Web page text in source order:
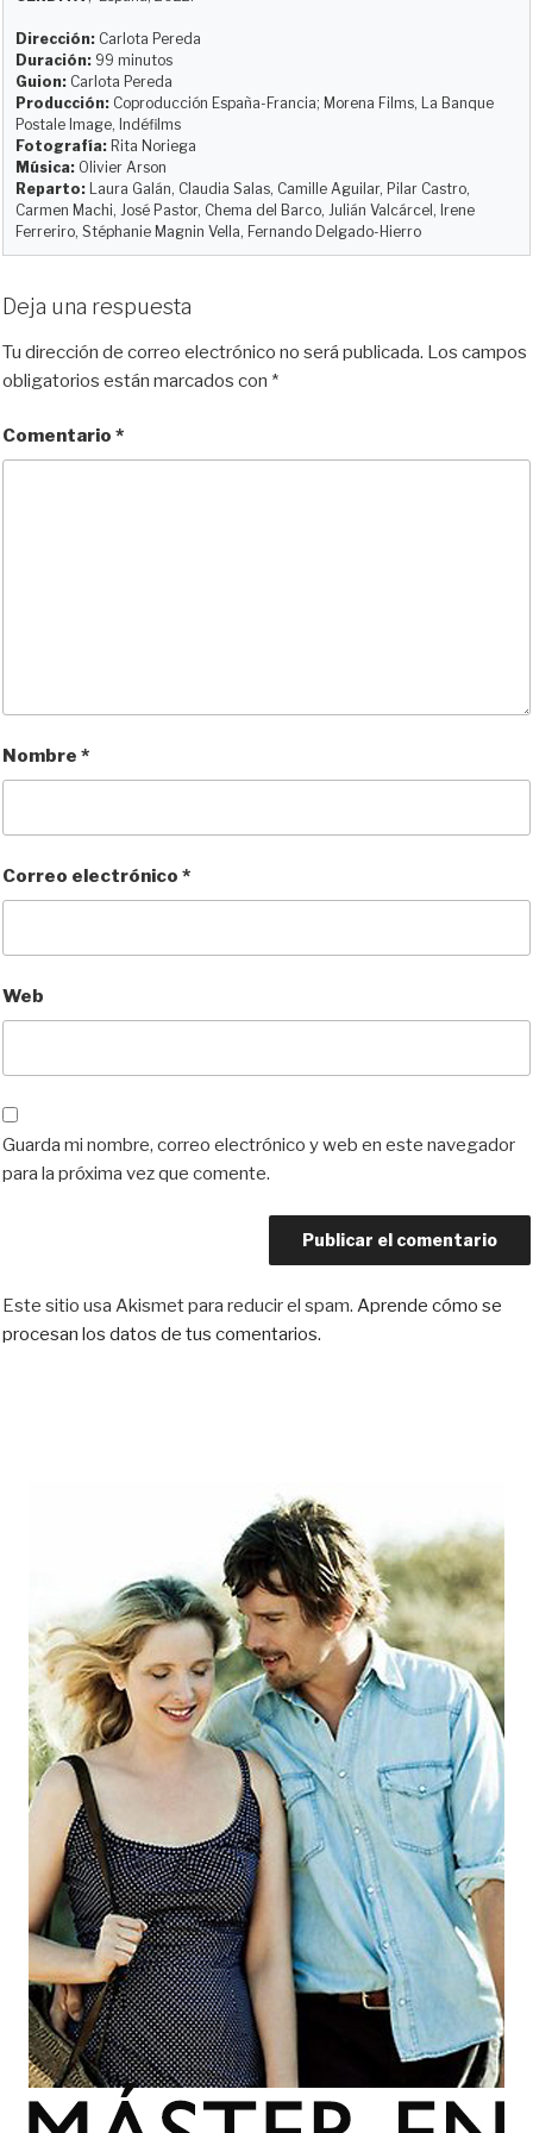
s
k
y
o
d
o
n
b
o
o
k
i
t
r
Dirección: Carlota Pereda
Duración: 99 minutos
Guion: Carlota Pereda
Producción: Coproducción España-Francia; Morena Films, La Banque
Postale Image, Indéfilms
Fotografía: Rita Noriega
Música: Olivier Arson
Reparto: Laura Galán, Claudia Salas, Camille Aguilar, Pilar Castro,
Carmen Machi, José Pastor, Chema del Barco, Julián Valcárcel, Irene
Ferreriro, Stéphanie Magnin Vella, Fernando Delgado-Hierro
Deja una respuesta
Tu dirección de correo electrónico no será publicada. Los campos
obligatorios están marcados con *
Comentario *
Nombre *
Correo electrónico *
Web
Guarda mi nombre, correo electrónico y web en este navegador
para la próxima vez que comente.
Este sitio usa Akismet para reducir el spam. Aprende cómo se
procesan los datos de tus comentarios.